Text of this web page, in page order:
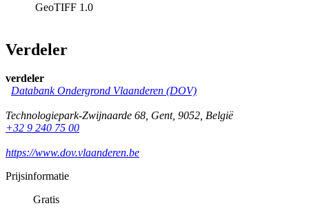
GeoTIFF 1.0
Verdeler
verdeler
Databank Ondergrond Vlaanderen (DOV)
Technologiepark-Zwijnaarde 68, Gent, 9052, België
+32 9 240 75 00
https://www.dov.vlaanderen.be
Prijsinformatie
Gratis